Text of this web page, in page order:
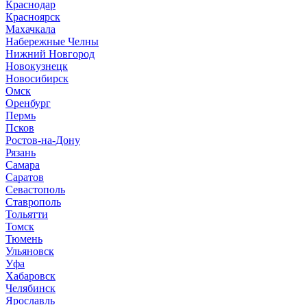
Краснодар
Красноярск
Махачкала
Набережные Челны
Нижний Новгород
Новокузнецк
Новосибирск
Омск
Оренбург
Пермь
Псков
Ростов-на-Дону
Рязань
Самара
Саратов
Севастополь
Ставрополь
Тольятти
Томск
Тюмень
Ульяновск
Уфа
Хабаровск
Челябинск
Ярославль